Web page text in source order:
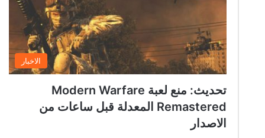
الاخبار
تحديث: منع لعبة Modern Warfare
Remastered المعدلة قبل ساعات من
الاصدار